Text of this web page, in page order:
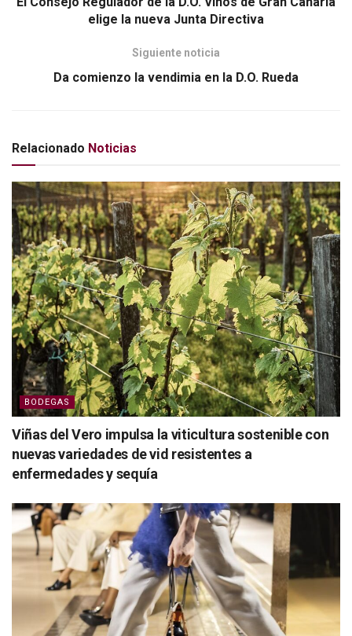
elige la nueva Junta Directiva
Siguiente noticia
Da comienzo la vendimia en la D.O. Rueda
Relacionado Noticias
BODEGAS
Viñas del Vero impulsa la viticultura sostenible con
nuevas variedades de vid resistentes a
enfermedades y sequía